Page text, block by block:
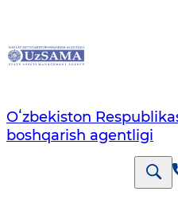
Oʻzbekiston
boshqarish agentligi